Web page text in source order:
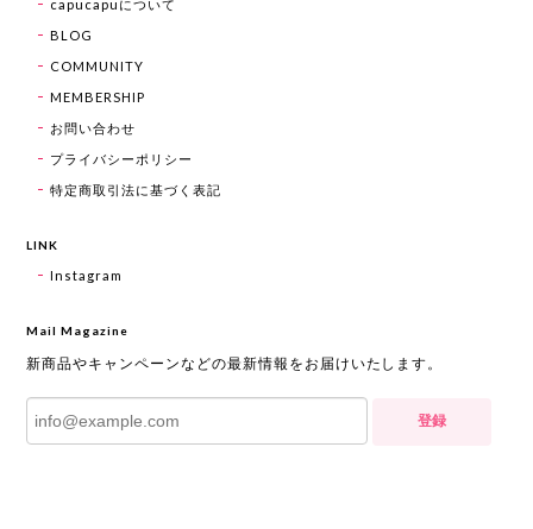
capucapuについて
BLOG
COMMUNITY
MEMBERSHIP
お問い合わせ
プライバシーポリシー
特定商取引法に基づく表記
LINK
Instagram
Mail Magazine
新商品やキャンペーンなどの最新情報をお届けいたします。
登録